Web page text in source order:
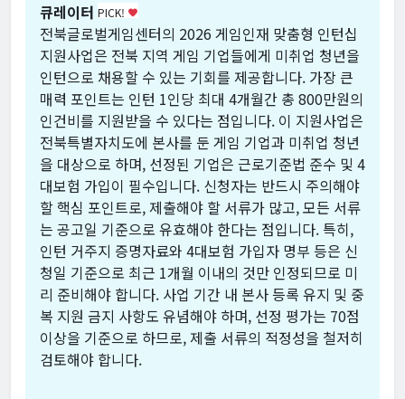
큐레이터 PICK! favorite
전북글로벌게임센터의 2026 게임인재 맞춤형 인턴십
지원사업은 전북 지역 게임 기업들에게 미취업 청년을
인턴으로 채용할 수 있는 기회를 제공합니다. 가장 큰
매력 포인트는 인턴 1인당 최대 4개월간 총 800만원의
인건비를 지원받을 수 있다는 점입니다. 이 지원사업은
전북특별자치도에 본사를 둔 게임 기업과 미취업 청년
을 대상으로 하며, 선정된 기업은 근로기준법 준수 및 4
대보험 가입이 필수입니다. 신청자는 반드시 주의해야
할 핵심 포인트로, 제출해야 할 서류가 많고, 모든 서류
는 공고일 기준으로 유효해야 한다는 점입니다. 특히,
인턴 거주지 증명자료와 4대보험 가입자 명부 등은 신
청일 기준으로 최근 1개월 이내의 것만 인정되므로 미
리 준비해야 합니다. 사업 기간 내 본사 등록 유지 및 중
복 지원 금지 사항도 유념해야 하며, 선정 평가는 70점
이상을 기준으로 하므로, 제출 서류의 적정성을 철저히
검토해야 합니다.